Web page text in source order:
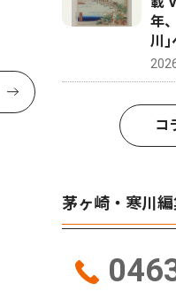
年
川｣
コ
茅ヶ崎・寒川